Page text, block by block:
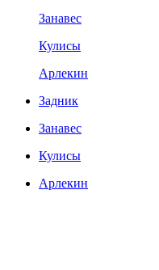
Занавес
Кулисы
Арлекин
Задник
Занавес
Кулисы
Арлекин